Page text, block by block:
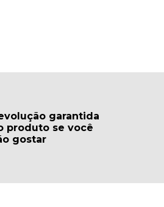
garantida
produto se você
gostar